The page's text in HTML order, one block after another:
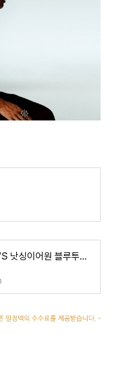
Nothing ear 1 TWS 낫싱이어원 블루투스 무선이어폰 액티브 노이즈 캔슬링